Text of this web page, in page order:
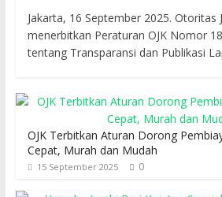
Jakarta, 16 September 2025. Otoritas
menerbitkan Peraturan OJK Nomor
tentang Transparansi dan Publikasi
OJK Terbitkan Aturan Dorong
Cepat, Murah dan Mudah
15 September 2025 0